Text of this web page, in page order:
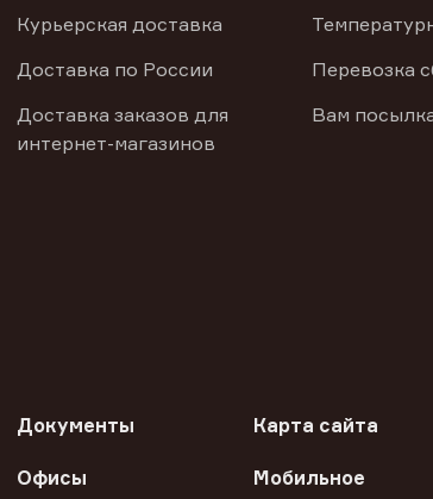
Курьерская доставка
Доставка по России
Доставка заказов для
интернет-магазинов
Перевозка
Вам
Документы Карта сайта
Офисы
Мобильное